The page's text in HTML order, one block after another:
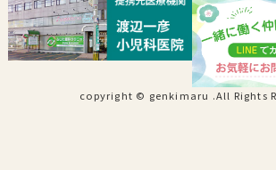
copyright © genkimaru .All Rights